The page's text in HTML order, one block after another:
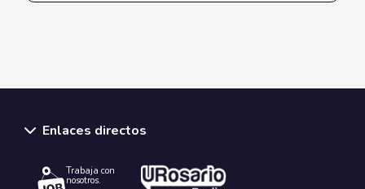
Enlaces directos
Trabaja con
nosotros.